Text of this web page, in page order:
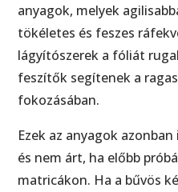
anyagok, melyek
tökéletes és feszes
lágyítószerek a fóliát
feszítők segítenek a
fokozásában.
Ezek az anyagok
és nem árt, ha előbb
matricákon. Ha a bűvös